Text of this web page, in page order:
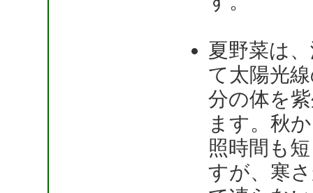
夏野菜は
て太陽光
分の体を
ます。秋
照時間も
すが、寒